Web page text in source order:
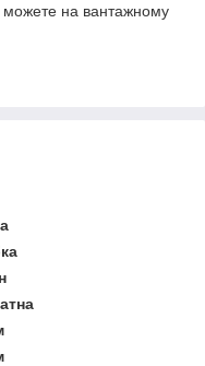
на вантажному